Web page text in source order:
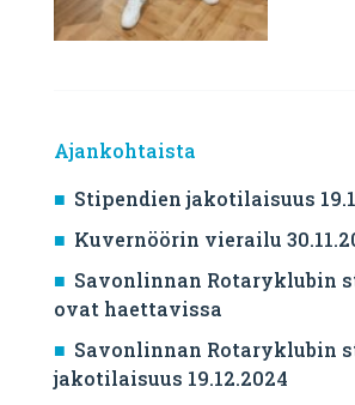
Ajankohtaista
Stipendien jakotilaisuus
Kuvernöörin vierailu
Savonlinnan Rotaryklubin
ovat haettavissa
Savonlinnan Rotaryklubin
jakotilaisuus 19.12.2024